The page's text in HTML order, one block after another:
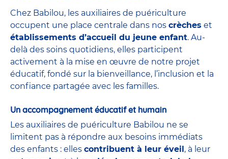
Chez Babilou, les auxiliaires de puériculture
occupent une place centrale dans nos crèches et
établissements d’accueil du jeune enfant. Au-
delà des soins quotidiens, elles participent
activement à la mise en œuvre de notre projet
éducatif, fondé sur la bienveillance, l’inclusion et la
confiance partagée avec les familles.
Un accompagnement éducatif et humain
Les auxiliaires de puériculture Babilou ne se
limitent pas à répondre aux besoins immédiats
des enfants : elles contribuent à leur éveil , à leur